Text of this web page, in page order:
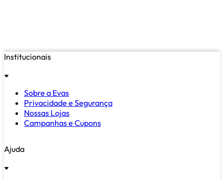
Institucionais
Sobre a Evas
Privacidade e Segurança
Nossas Lojas
Campanhas e Cupons
Ajuda